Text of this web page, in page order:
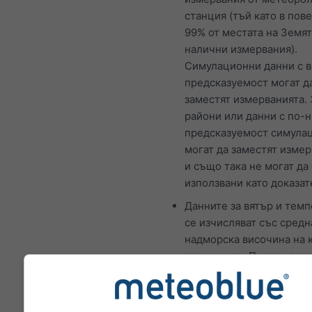
станция (тъй като в
99% от местата на
налични измервания).
Симулационни данни с
предсказуемост могат
заместят измерванията.
райони или данни с по-
предсказуемост
могат да заместят
и също така не могат да
използвани като
Данните за вятър и
се изчисляват със
надморска височина на
от мрежата. Поради това
температурите за
крайбрежия могат да се